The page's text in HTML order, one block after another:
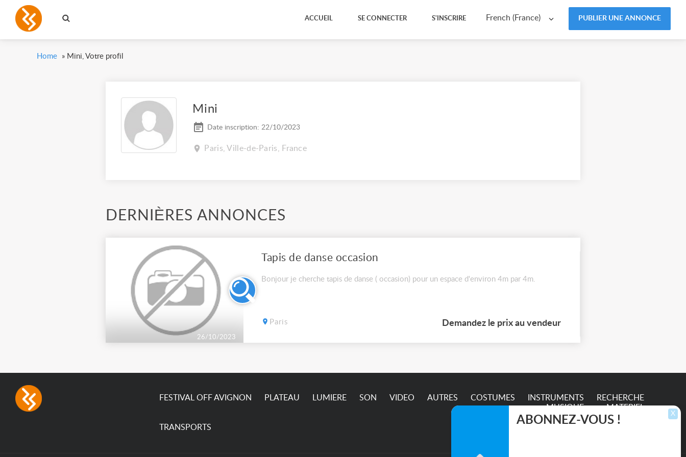
French (France) PUBLIER UNE ANNONCE
ACCUEIL SE CONNECTER S'INSCRIRE
Home » Mini, Votre profil
Mini
Date inscription: 22/10/2023
Paris, Ville-de-Paris, France
DERNIÈRES ANNONCES
26/10/2023
Tapis de danse occasion
Bonjour je cherche tapis de danse ( occasion) pour un espace d'environ 4m par 4m.
Paris Demandez le prix au vendeur
FESTIVAL OFF AVIGNON PLATEAU LUMIERE SON VIDEO AUTRES COSTUMES
INSTRUMENTS
MUSIQUE
RECHERCHE
MATERIEL
TRANSPORTS
X
ABONNEZ-VOUS !